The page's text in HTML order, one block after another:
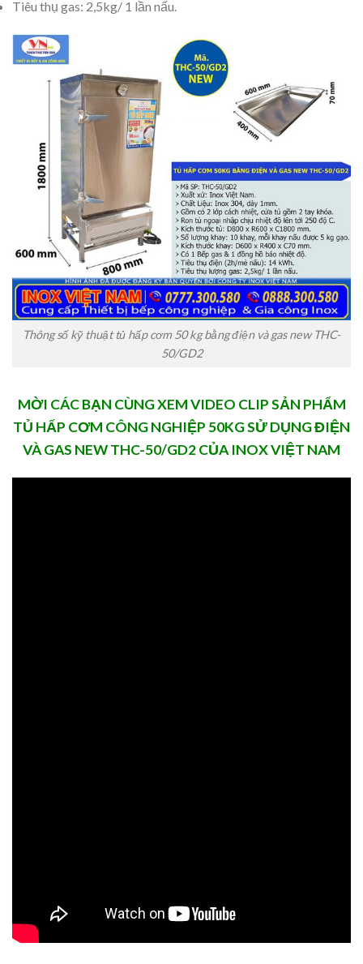
Tiêu thụ gas: 2,5kg/ 1 lần nấu.
Thông số kỹ thuật tủ hấp cơm 50 kg bằng điện và gas new THC-
50/GD2
MỜI CÁC BẠN CÙNG XEM VIDEO CLIP SẢN PHẨM
TỦ HẤP CƠM CÔNG NGHIỆP 50KG SỬ DỤNG ĐIỆN
VÀ GAS NEW THC-50/GD2 CỦA INOX VIỆT NAM